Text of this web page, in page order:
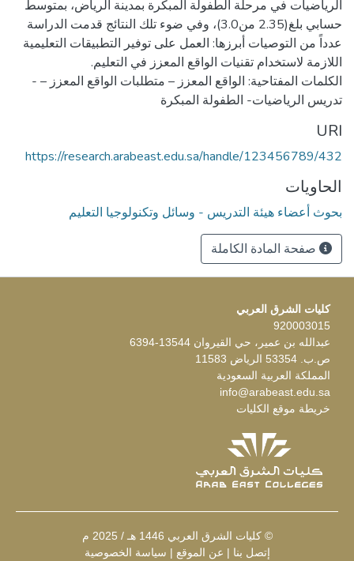
الرياضيات في مرحلة الطفولة المبكرة بمدينة الرياض، بمتوسط
حسابي بلغ(2.35 من3.0)، وفي ضوء تلك النتائج قدمت الدراسة
عدداً من التوصيات أبرزها: العمل على توفير التطبيقات التعليمية
الكلمات المفتاحية: الواقع المعزز – متطلبات الواقع المعزز – -
تدريس الرياضيات- الطفولة المبكرة
URI
https://research.arabeast.edu.sa/handle/123456789/432
الحاويات
بحوث أعضاء هيئة التدريس - وسائل وتكنولوجيا التعليم
صفحة المادة الكاملة
كليات الشرق العربي
920003015
عبدالله بن عمير، حي القيروان 13544-6394
ص.ب. 53354 الرياض 11583
المملكة العربية السعودية
info@arabeast.edu.sa
خريطة موقع الكليات
© كليات الشرق العربي 1446 هـ / 2025 م
إتصل بنا | عن الموقع | سياسة الخصوصية